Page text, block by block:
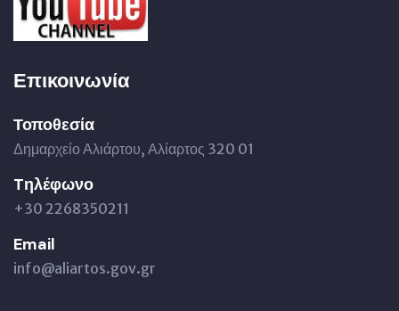
Επικοινωνία
Τοποθεσία
Δημαρχείο Αλιάρτου, Αλίαρτος 320 01
Tηλέφωνο
+30 2268350211
Email
info@aliartos.gov.gr